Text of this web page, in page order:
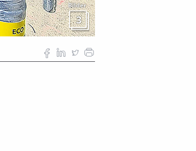
Bilder
3